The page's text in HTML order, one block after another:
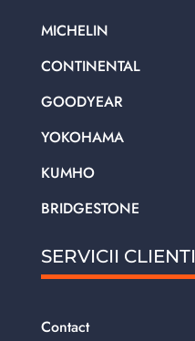
MICHELIN
CONTINENTAL
GOODYEAR
YOKOHAMA
KUMHO
BRIDGESTONE
SERVICII CLIENTI
Contact